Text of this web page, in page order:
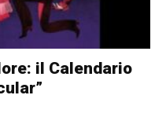
il Calendario